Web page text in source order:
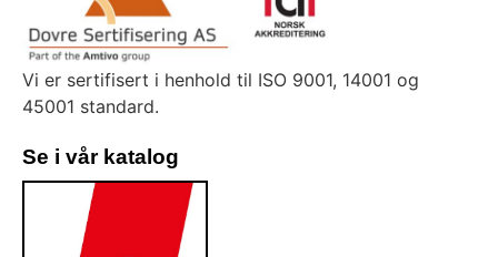
Vi er sertifisert i henhold til ISO 9001, 14001 og
45001 standard.
Se i vår katalog